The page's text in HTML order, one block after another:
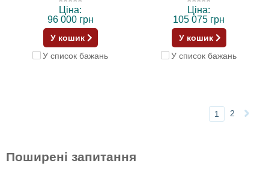
Ціна:
96 000 грн
У кошик
У список бажань
Ціна:
105 075 грн
У кошик
У список бажань
1 2
Поширені запитання